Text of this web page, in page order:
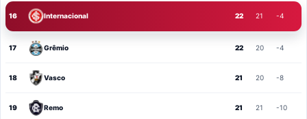
16 Internacional 22 21 -4
17 Grêmio 22 20 -4
18 Vasco 21 20 -8
19 Remo 21 21 -10